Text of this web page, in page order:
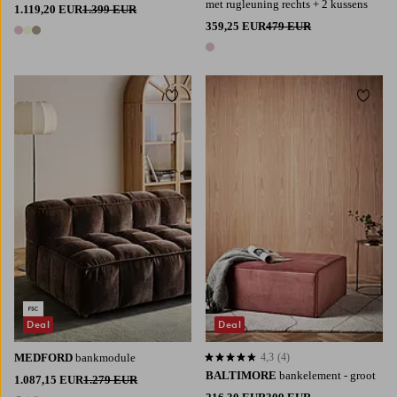
1.119,20 EUR1.399 EUR
3 kleuren
met rugleuning rechts + 2 kussens
359,25 EUR479 EUR
1 kleur
MEDFORD bankmodule
1.087,15 EUR1.279 EUR
Deal
Toevoegen aan favorieten
BALTIMORE bankelement - groot
4,3 op basis van 4 beoordelingen
4,3 (4)
Deal